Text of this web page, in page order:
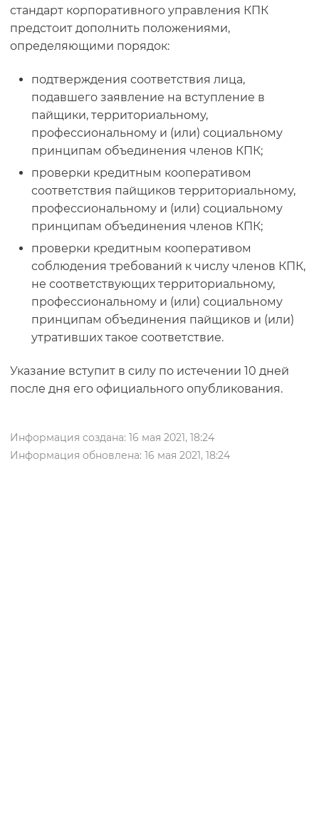
стандарт корпоративного управления КПК
предстоит дополнить положениями,
определяющими порядок:
подтверждения соответствия лица,
подавшего заявление на вступление в
пайщики, территориальному,
профессиональному и (или) социальному
принципам объединения членов КПК;
проверки кредитным кооперативом
соответствия пайщиков территориальному,
профессиональному и (или) социальному
принципам объединения членов КПК;
проверки кредитным кооперативом
соблюдения требований к числу членов КПК,
не соответствующих территориальному,
профессиональному и (или) социальному
принципам объединения пайщиков и (или)
утративших такое соответствие.
Указание вступит в силу по истечении 10 дней
после дня его официального опубликования.
Информация создана: 16 мая 2021, 18:24
Информация обновлена: 16 мая 2021, 18:24